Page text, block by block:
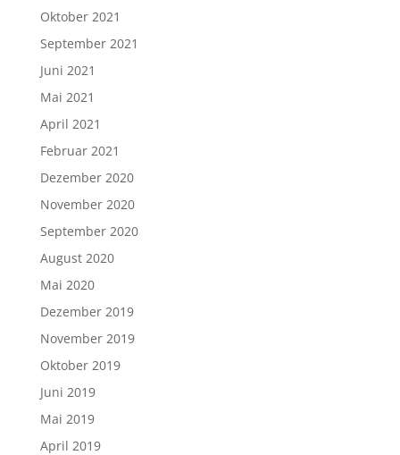
Oktober 2021
September 2021
Juni 2021
Mai 2021
April 2021
Februar 2021
Dezember 2020
November 2020
September 2020
August 2020
Mai 2020
Dezember 2019
November 2019
Oktober 2019
Juni 2019
Mai 2019
April 2019